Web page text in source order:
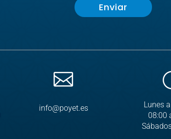
Enviar

info@poyet.es
Lunes
08:00